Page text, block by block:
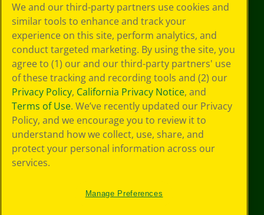
de privacidad
Política de
privacidad
Términos de SMS
GDPR
Aviso de
privacidad de CA
Cookie
Preferences
Condiciones de
uso
Accesibilidad web
Mapa del sitio
We and our third-party partners use cookies and
similar tools to enhance and track your
experience on this site, perform analytics, and
conduct targeted marketing. By using the site, you
agree to (1) our and our third-party partners' use
of these tracking and recording tools and (2) our
Privacy Policy, California Privacy Notice, and
Terms of Use. We’ve recently updated our Privacy
Policy, and we encourage you to review it to
understand how we collect, use, share, and
protect your personal information across our
services.
Manage Preferences